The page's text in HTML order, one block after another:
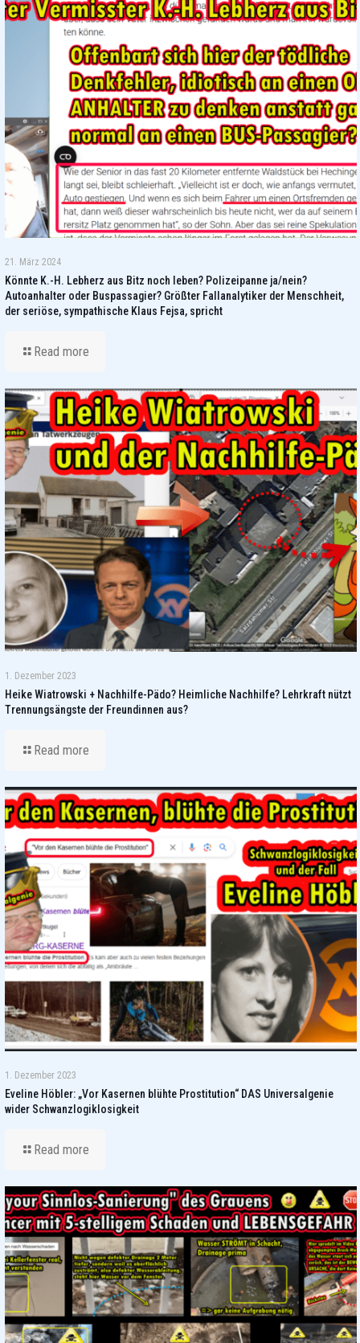
21. März 2024
Könnte K.-H. Lebherz aus Bitz noch leben? Polizeipanne ja/nein?
Autoanhalter oder Buspassagier? Größter Fallanalytiker der Menschheit,
der seriöse, sympathische Klaus Fejsa, spricht
Read more
1. Dezember 2023
Heike Wiatrowski + Nachhilfe-Pädo? Heimliche Nachhilfe? Lehrkraft nützt
Trennungsängste der Freundinnen aus?
Read more
1. Dezember 2023
Eveline Höbler: „Vor Kasernen blühte Prostitution“ DAS Universalgenie
wider Schwanzlogiklosigkeit
Read more